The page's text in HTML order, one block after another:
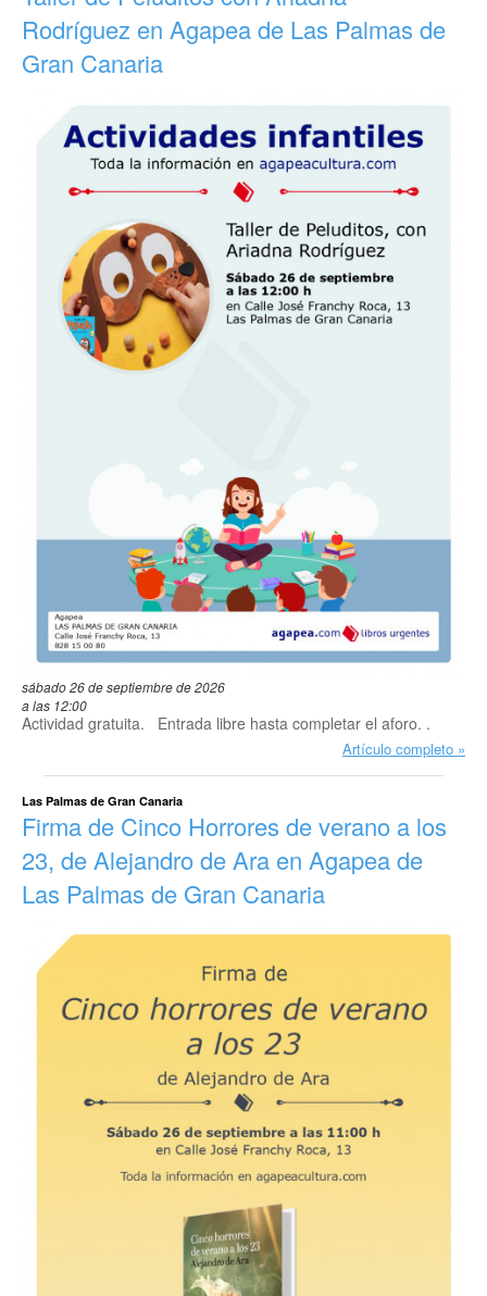
Rodríguez en Agapea de Las Palmas de
Gran Canaria
sábado 26 de septiembre de 2026
a las 12:00
Actividad gratuita. Entrada libre hasta completar el aforo. .
Artículo completo
Las Palmas de Gran Canaria
Firma de Cinco Horrores de verano a los
23, de Alejandro de Ara en Agapea de
Las Palmas de Gran Canaria